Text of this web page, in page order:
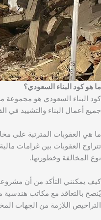
ما هو كود البناء السعودي؟
كود البناء السعودي هو مجموعة
جميع أعمال البناء والتشييد في
ما هي العقوبات المترتبة على
نوع المخالفة وخطورتها.
كيف يمكنني التأكد من أن
يُنصح بالتعاقد مع مكاتب
التراخيص اللازمة من الجهات